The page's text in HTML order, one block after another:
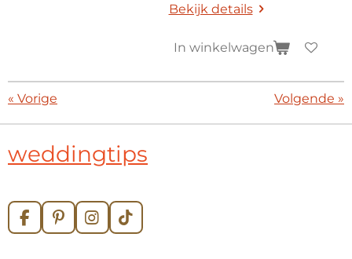
Bekijk details
In winkelwagen
« Vorige Volgende »
weddingtips
F
a
P
i
I
n
T
i